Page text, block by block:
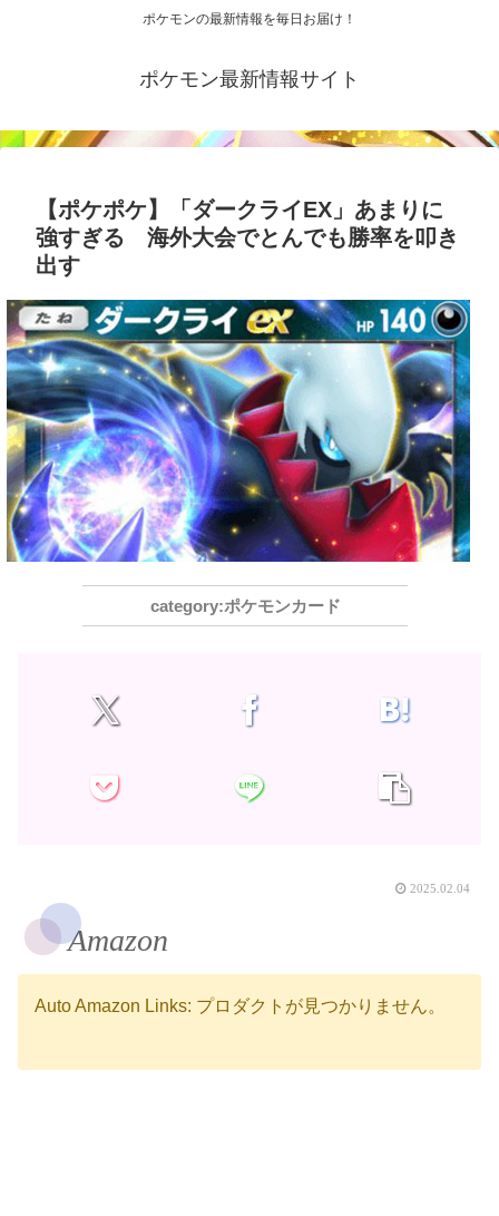
ポケモンの最新情報を毎日お届け！
ポケモン最新情報サイト
【ポケポケ】「ダークライEX」あまりに
強すぎる 海外大会でとんでも勝率を叩き
出す
ポケモンカード
2025.02.04
Amazon
Auto Amazon Links: プロダクトが見つかりません。